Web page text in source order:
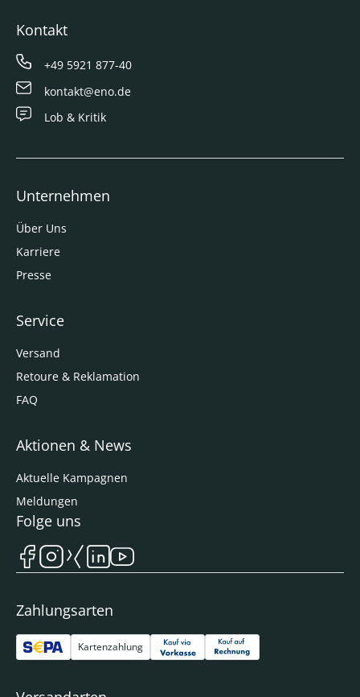
Kontakt
+49 5921 877-40
kontakt@eno.de
Lob & Kritik
Unternehmen
Über Uns
Karriere
Presse
Service
Versand
Retoure & Reklamation
FAQ
Aktionen & News
Aktuelle Kampagnen
Meldungen
Zahlungsarten
Kartenzahlung
Folge uns